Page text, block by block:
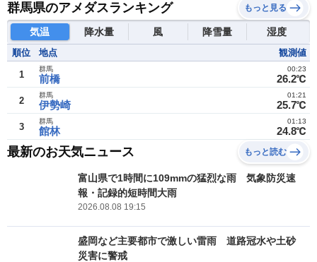
群馬県のアメダスランキング もっと見る
気温 降水量 風 降雪量 湿度
順位 地点 観測値
1 前橋
群馬
26.2℃
00:23
2 伊勢崎
群馬
25.7℃
01:21
3 館林
群馬
24.8℃
01:13
最新のお天気ニュース もっと読む
富山県で1時間に109mmの猛烈な雨 気象防災速
報・記録的短時間大雨
2026.08.08 19:15
盛岡など主要都市で激しい雷雨 道路冠水や土砂
災害に警戒